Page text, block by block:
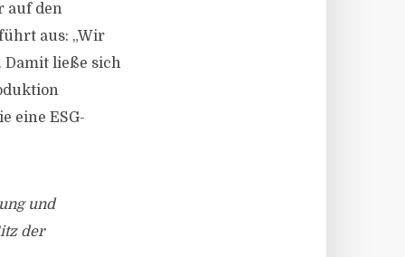
auf den
aus: „Wir
Damit ließe sich
eine ESG-
und
der